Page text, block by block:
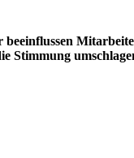
Stimmung